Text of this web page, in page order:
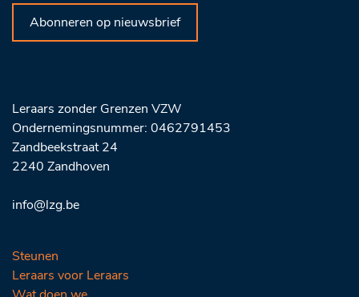
Abonneren op nieuwsbrief
Leraars zonder Grenzen VZW
Ondernemingsnummer: 0462791453
Zandbeekstraat 24
2240 Zandhoven
info@lzg.be
Steunen
Leraars voor Leraars